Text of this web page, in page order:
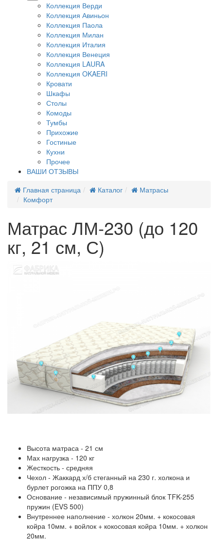
Коллекция Верди
Коллекция Авиньон
Коллекция Паола
Коллекция Милан
Коллекция Италия
Коллекция Венеция
Коллекция LAURA
Коллекция OKAERI
Кровати
Шкафы
Столы
Комоды
Тумбы
Прихожие
Гостиные
Кухни
Прочее
ВАШИ ОТЗЫВЫ
Главная страница
Каталог
Матрасы
Комфорт
Матрас ЛМ-230 (до 120
кг, 21 см, С)
Высота матраса - 21 см
Мах нагрузка - 120 кг
Жесткость - средняя
Чехол - Жаккард х/б стеганный на 230 г. холкона и
бурлет рогожка на ППУ 0,8
Основание - независимый пружинный блок TFK-255
пружин (EVS 500)
Внутреннее наполнение - холкон 20мм. + кокосовая
койра 10мм. + войлок + кокосовая койра 10мм. + холкон
20мм.